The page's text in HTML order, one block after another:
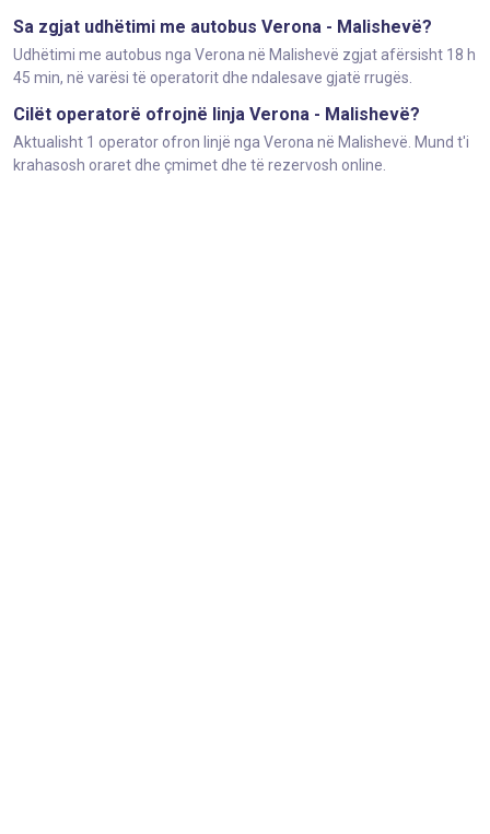
Sa zgjat udhëtimi me autobus Verona - Malishevë?
Udhëtimi me autobus nga Verona në Malishevë zgjat afërsisht 18 h
45 min, në varësi të operatorit dhe ndalesave gjatë rrugës.
Cilët operatorë ofrojnë linja Verona - Malishevë?
Aktualisht 1 operator ofron linjë nga Verona në Malishevë. Mund t'i
krahasosh oraret dhe çmimet dhe të rezervosh online.